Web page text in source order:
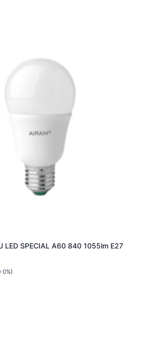
LED SPECIAL A60 840 1055lm E27